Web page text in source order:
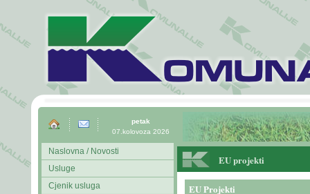
petak
07.kolovoza 2026
Naslovna / Novosti
Usluge
Cjenik usluga
EU projekti
EU Projekti